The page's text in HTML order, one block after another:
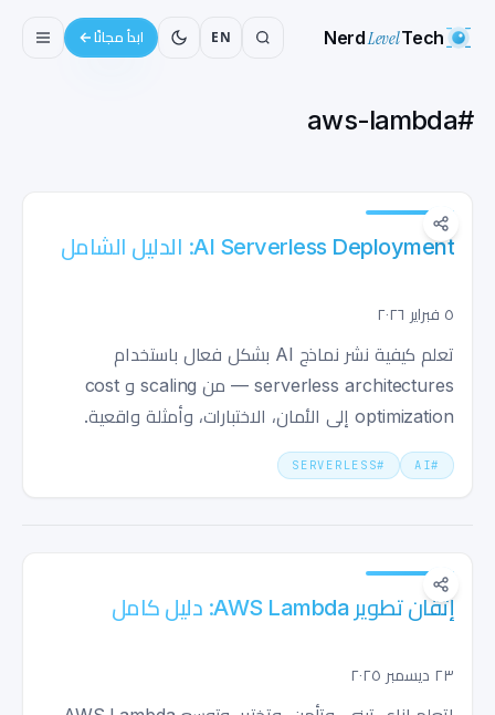
NerdLevelTech
EN ابدأ مجانًا
#
aws-lambda
AI Serverless Deployment: الدليل الشامل
٥ فبراير ٢٠٢٦
تعلم كيفية نشر نماذج AI بشكل فعال باستخدام
serverless architectures — من scaling و cost
optimization إلى الأمان، الاختبارات، وأمثلة واقعية.
#
AI
#
SERVERLESS
إتقان تطوير AWS Lambda: دليل كامل
٢٣ ديسمبر ٢٠٢٥